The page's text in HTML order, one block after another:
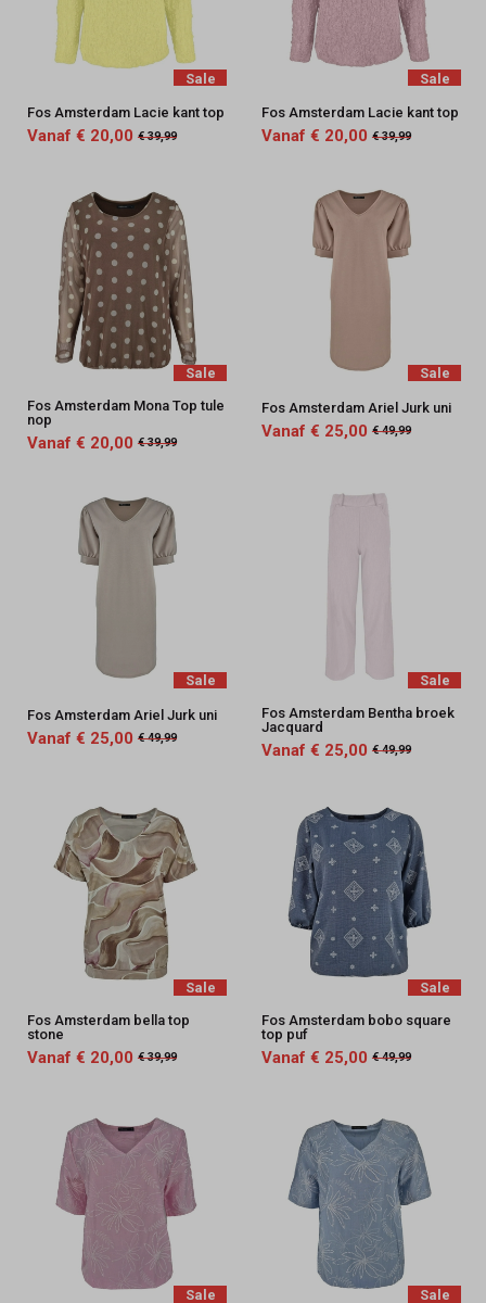
Sale
Fos Amsterdam Lacie kant top
Vanaf € 20,00 € 39,99
Sale
Fos Amsterdam Lacie kant top
Vanaf € 20,00 € 39,99
Sale
Fos Amsterdam Mona Top tule
nop
Vanaf € 20,00 € 39,99
Sale
Fos Amsterdam Ariel Jurk uni
Vanaf € 25,00 € 49,99
Sale
Fos Amsterdam Ariel Jurk uni
Vanaf € 25,00 € 49,99
Sale
Fos Amsterdam Bentha broek
Jacquard
Vanaf € 25,00 € 49,99
Sale
Fos Amsterdam bella top
stone
Vanaf € 20,00 € 39,99
Sale
Fos Amsterdam bobo square
top puf
Vanaf € 25,00 € 49,99
Sale Sale